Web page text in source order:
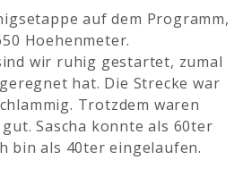
auf dem Programm,
Hoehenmeter.
wir ruhig gestartet, zumal
hat. Die Strecke war
Trotzdem waren
Sascha konnte als 60ter
bin als 40ter eingelaufen.